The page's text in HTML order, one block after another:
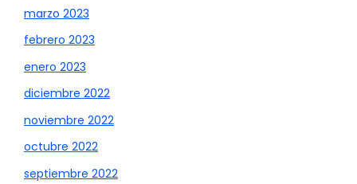
marzo 2023
febrero 2023
enero 2023
diciembre 2022
noviembre 2022
octubre 2022
septiembre 2022